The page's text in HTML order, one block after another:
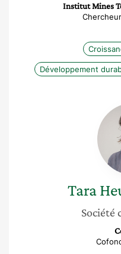
Institut Mines
Développement
Tara
Société